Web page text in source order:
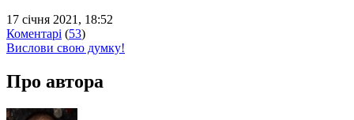
17 січня 2021, 18:52
Коментарі (53)
Вислови свою думку!
Про автора